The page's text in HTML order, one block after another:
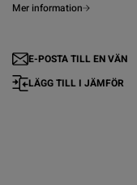
Mer information
E-POSTA TILL EN VÄN
LÄGG TILL I JÄMFÖR